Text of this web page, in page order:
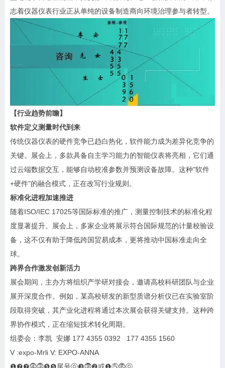
志着仪器仪表行业正从单纯的设备制造商向环境治理参与者转型。
【行业趋势前瞻】
软件定义测量时代到来
传统仪器仪表的硬件竞争已趋白热化，软件能力成为差异化竞争的
关键。展会上，多款具备自主学习能力的智能仪表将亮相，它们通
过云端数据交互，能够自动校准参数并预测设备故障。这种"软件
+硬件"的融合模式，正在改写行业规则。
标准化进程加速推进
随着ISO/IEC 17025等国际标准的推广，测量控制技术的标准化程
度显著提升。展会上，多家企业将展示符合国际规范的计量校验设
备，这不仅有助于降低跨国贸易成本，更将推动中国标准走向全
球。
跨界合作激发创新活力
展会期间，主办方将组织产学研对接会，邀请高校科研团队与企业
展开深度合作。例如，某高校研发的新型质谱分析仪已在实验室阶
段取得突破，其产业化进程将通过本次展会获得关键支持。这种跨
界协作模式，正在缩短技术转化周期。
组委会：李凯 安娜 177 4355 0392 177 4355 1560
V :expo-Mrli V: EXPO-ANNA